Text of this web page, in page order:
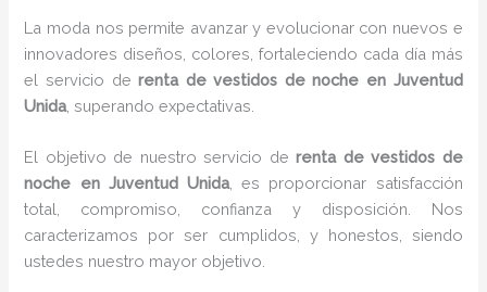
La moda nos permite avanzar y evolucionar con nuevos e
innovadores diseños, colores, fortaleciendo cada día más
el servicio derenta de vestidos de noche en Juventud
Unida, superando expectativas.
El objetivo de nuestro servicio derenta de vestidos de
noche en Juventud Unida, es proporcionar satisfacción
total, compromiso, confianza y disposición. Nos
caracterizamos por ser cumplidos, y honestos, siendo
ustedes nuestro mayor objetivo.